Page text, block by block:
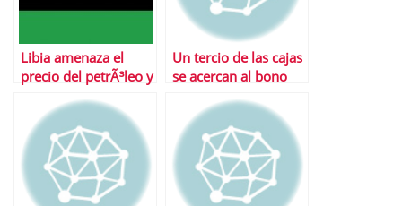
Libia amenaza el
precio del petrÃ³leo y
Un tercio de las cajas
se acercan al bono